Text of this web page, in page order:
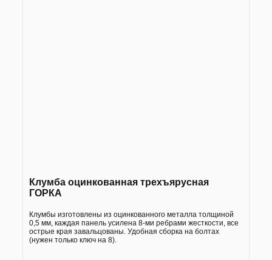
Клумба оцинкованная трехъярусная
ГОРКА
Клумбы изготовлены из оцинкованного металла толщиной
0,5 мм, каждая панель усилена 8-ми ребрами жесткости, все
острые края завальцованы. Удобная сборка на болтах
(нужен только ключ на 8).